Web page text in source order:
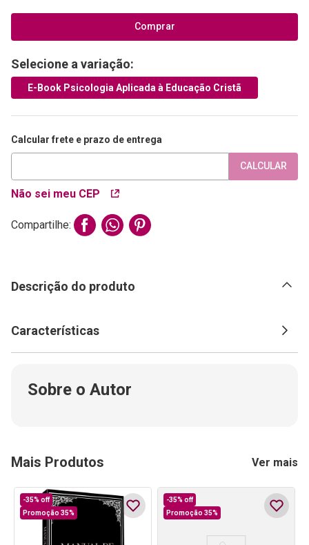
Comprar
Selecione a variação:
E-Book Psicologia Aplicada à Educação Cristã
Calcular frete e prazo de entrega
Não sei meu CEP
CALCULAR
Compartilhe:
Descrição do produto
Características
Sobre o Autor
Mais Produtos Ver mais
-35% off
Promoção 35%
-35% off
Promoção 35%